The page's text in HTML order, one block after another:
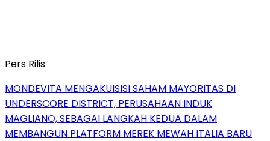
Pers Rilis
MONDEVITA MENGAKUISISI SAHAM MAYORITAS DI
UNDERSCORE DISTRICT, PERUSAHAAN INDUK
MAGLIANO, SEBAGAI LANGKAH KEDUA DALAM
MEMBANGUN PLATFORM MEREK MEWAH ITALIA BARU